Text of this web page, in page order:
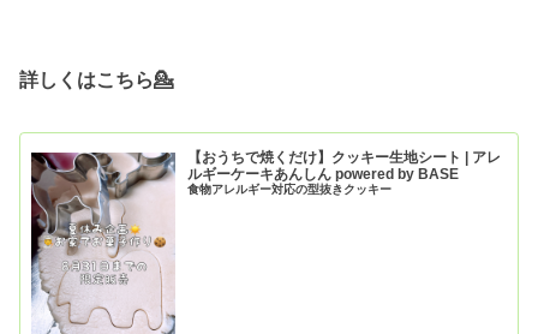
詳しくはこちら💁
【おうちで焼くだけ】クッキー生地シート | アレ
ルギーケーキあんしん powered by BASE
食物アレルギー対応の型抜きクッキー